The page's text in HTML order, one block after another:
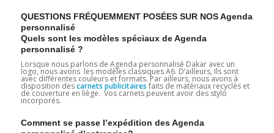
QUESTIONS FRÉQUEMMENT POSÉES SUR NOS Agenda
personnalisé
Quels sont les modèles spéciaux de Agenda
personnalisé ?
Lorsque nous parlons de Agenda personnalisé Dakar avec un
logo, nous avons les modèles classiques A6. D’ailleurs, Ils sont
avec différentes couleurs et formats. Par ailleurs, nous avons à
disposition descarnets publicitaires faits de matériaux recyclés et
de couverture en liège. Vos carnets peuvent avoir des stylo
incorporés.
Comment se passe l’expédition des Agenda